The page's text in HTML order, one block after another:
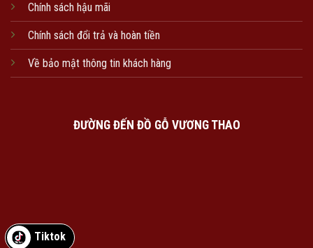
Chính sách hậu mãi
Chính sách đổi trả và hoàn tiền
Về bảo mật thông tin khách hàng
ĐƯỜNG ĐẾN ĐỒ GỖ VƯƠNG THAO
Tiktok